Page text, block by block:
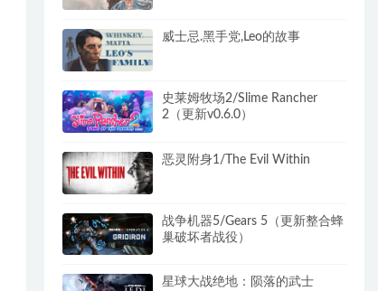
威士忌.黑手党,Leo的故事
史莱姆牧场2/Slime Rancher
2（更新v0.6.0）
恶灵附身1/The Evil Within
战争机器5/Gears 5（更新整合蜂
巢破坏者战役）
星球大战绝地：陨落的武士